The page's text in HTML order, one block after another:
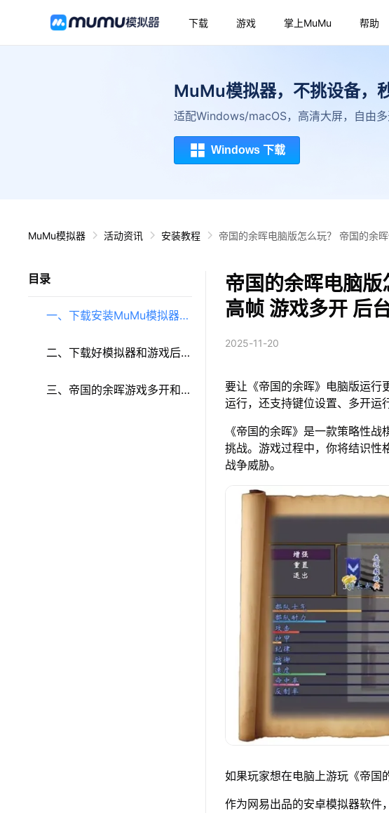
下载 游戏 掌上MuMu 帮助
MuMu模拟器，不挑设备，
适配Windows/macOS，高清大屏，自由
Windows 下载
MuMu模拟器 活动资讯 安装教程 帝国的余晖电脑版怎么玩？ 帝国的余
目录
一、下载安装MuMu模拟器和
《帝国的余晖》
二、下载好模拟器和游戏后
再参考以下步骤进行设置：
三、帝国的余晖游戏多开和
帝国的余晖电脑
高帧 游戏多开 后
2025-11-20
要让《帝国的余晖》电脑版运行
运行，还支持键位设置、多开运
《帝国的余晖》是一款策略性
挑战。游戏过程中，你将结识性
战争威胁。
如果玩家想在电脑上游玩《帝国
作为网易出品的安卓模拟器软件